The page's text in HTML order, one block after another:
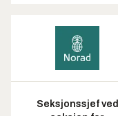
Seksjonssjef ved